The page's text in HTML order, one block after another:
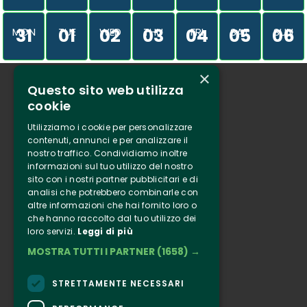
MON
31 TUE
01 WED
02 THU
03 FRI
04 SAT
05 SUN
06
Who we are
Tenuta Selvaggia
Contacts
Online ticketing
Clappit
Information
Follow Us
Facebook
×
Questo sito web utilizza
cookie
Utilizziamo i cookie per personalizzare
contenuti, annunci e per analizzare il
nostro traffico. Condividiamo inoltre
informazioni sul tuo utilizzo del nostro
sito con i nostri partner pubblicitari e di
analisi che potrebbero combinarle con
altre informazioni che hai fornito loro o
che hanno raccolto dal tuo utilizzo dei
loro servizi. Leggi di più
MOSTRA TUTTI I PARTNER (1658) →
STRETTAMENTE NECESSARI